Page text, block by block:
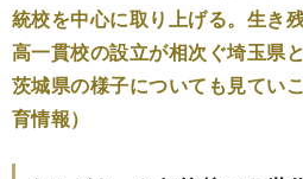
統校を中心に取り上げる。生き
高一貫校の設立が相次ぐ埼玉県
茨城県の様子についても見てい
育情報）